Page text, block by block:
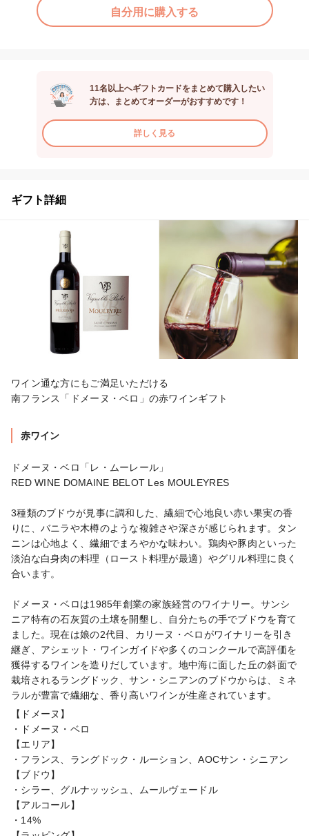
自分用に購入する
11名以上へギフトカードをまとめて購入したい
方は、まとめてオーダーがおすすめです！
詳しく見る
ギフト詳細
ワイン通な方にもご満足いただける
南フランス「ドメーヌ・ベロ」の赤ワインギフト
赤ワイン
ドメーヌ・ベロ「レ・ムーレール」
RED WINE DOMAINE BELOT Les MOULEYRES
3種類のブドウが見事に調和した、繊細で心地良い赤い果実の香
りに、バニラや木樽のような複雑さや深さが感じられます。タン
ニンは心地よく、繊細でまろやかな味わい。鶏肉や豚肉といった
淡泊な白身肉の料理（ロースト料理が最適）やグリル料理に良く
合います。
ドメーヌ・ベロは1985年創業の家族経営のワイナリー。サンシ
ニア特有の石灰質の土壌を開墾し、自分たちの手でブドウを育て
ました。現在は娘の2代目、カリーヌ・ベロがワイナリーを引き
継ぎ、アシェット・ワインガイドや多くのコンクールで高評価を
獲得するワインを造りだしています。地中海に面した丘の斜面で
栽培されるラングドック、サン・シニアンのブドウからは、ミネ
ラルが豊富で繊細な、香り高いワインが生産されています。
【ドメーヌ】
・ドメーヌ・ベロ
【エリア】
・フランス、ラングドック・ルーション、AOCサン・シニアン
【ブドウ】
・シラー、グルナッッシュ、ムールヴェードル
【アルコール】
・14%